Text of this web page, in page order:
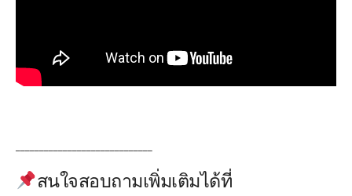
สนใจสอบถามเพิ่มเติมได้ที่